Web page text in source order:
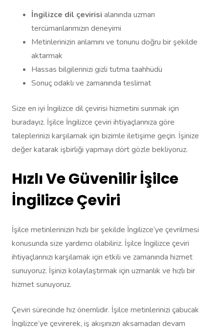
İngilizce dil çevirisi alanında uzman
tercümanlarımızın deneyimi
Metinlerinizin anlamını ve tonunu doğru bir şekilde
aktarmak
Hassas bilgilerinizi gizli tutma taahhüdü
Sonuç odaklı ve zamanında teslimat
Size en iyi İngilizce dil çevirisi hizmetini sunmak için
buradayız. İşilce İngilizce çeviri ihtiyaçlarınıza göre
taleplerinizi karşılamak için bizimle iletişime geçin. İşinize
değer katarak işbirliği yapmayı dört gözle bekliyoruz.
Hızlı Ve Güvenilir İşilce
İngilizce Çeviri
İşilce metinlerinizin hızlı bir şekilde İngilizce’ye çevrilmesi
konusunda size yardımcı olabiliriz. İşilce İngilizce çeviri
ihtiyaçlarınızı karşılamak için etkili ve zamanında hizmet
sunuyoruz. İşinizi kolaylaştırmak için uzmanlık ve hızlı bir
hizmet sunuyoruz.
Çeviri sürecinde hız önemlidir. İşilce metinlerinizi çabucak
İngilizce’ye çevirerek, iş akışınızın aksamadan devam